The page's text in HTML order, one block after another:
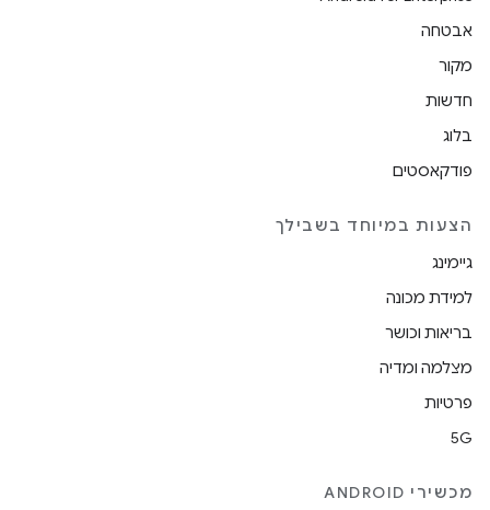
אבטחה
מקור
חדשות
בלוג
פודקאסטים
הצעות במיוחד בשבילך
גיימינג
למידת מכונה
בריאות וכושר
מצלמה ומדיה
פרטיות
5G
מכשירי ANDROID